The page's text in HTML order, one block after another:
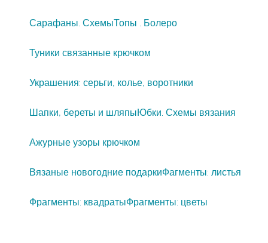
Сарафаны. СхемыТопы . Болеро
Туники связанные крючком
Украшения: серьги, колье, воротники
Шапки, береты и шляпыЮбки. Схемы вязания
Ажурные узоры крючком
Вязаные новогодние подаркиФагменты: листья
Фрагменты: квадратыФрагменты: цветы